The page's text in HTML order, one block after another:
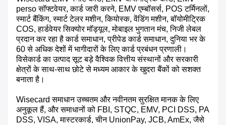
perso सॉफ्टवेयर, कार्ड जारी करने, EMV एम्बॉसर्स, POS टर्मिनलों,
स्मार्ट बैंकिंग, स्मार्ट टेलर मशीन, कियोस्क, वेंडिंग मशीन, बॉयोमीट्रिक
COS, हार्डवेयर सिक्योर मॉड्यूल, मोबाइल भुगतान मंच, निजी लेबल
प्रदान कर रहा है कार्ड समाधान, प्रीपेड कार्ड समाधान, दुनिया भर के
60 से अधिक देशों में भागीदारों के लिए कार्ड प्रबंधन प्रणाली।
विसेकार्ड का उत्पाद सूट बड़े वैश्विक वित्तीय संस्थानों और सरकारी
क्षेत्रों के साथ-साथ छोटे से मध्यम आकार के खुदरा बैंकों को सशक्त
बनाता है।
Wisecard समाधान उच्चतम और नवीनतम सुरक्षित मानक के लिए
अनुकूल हैं, और समाधानों को FBI, STQC, EMV, PCI DSS, PA
DSS, VISA, मास्टरकार्ड, चीन UnionPay, JCB, AmEx, जैसे